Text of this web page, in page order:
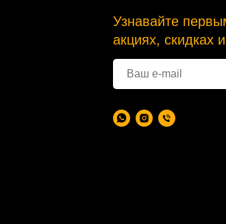
Узнавайте
акциях, скидках